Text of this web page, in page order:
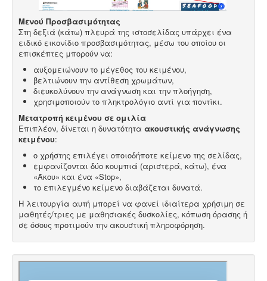
Μενού Προσβασιμότητας
Στη δεξιά (κάτω) πλευρά της ιστοσελίδας υπάρχει ένα
ειδικό εικονίδιο προσβασιμότητας, μέσω του οποίου οι
επισκέπτες μπορούν να:
αυξομειώνουν το μέγεθος του κειμένου,
βελτιώνουν την αντίθεση χρωμάτων,
διευκολύνουν την ανάγνωση και την πλοήγηση,
χρησιμοποιούν το πληκτρολόγιο αντί για ποντίκι.
Μετατροπή κειμένου σε ομιλία
Επιπλέον, δίνεται η δυνατότητα ακουστικής ανάγνωσης
κειμένου:
ο χρήστης επιλέγει οποιοδήποτε κείμενο της σελίδας,
εμφανίζονται δύο κουμπιά (αριστερά, κάτω), ένα
«Άκου» και ένα «Stop»,
το επιλεγμένο κείμενο διαβάζεται δυνατά.
Η λειτουργία αυτή μπορεί να φανεί ιδιαίτερα χρήσιμη σε
μαθητές/τριες με μαθησιακές δυσκολίες, κόπωση όρασης ή
σε όσους προτιμούν την ακουστική πληροφόρηση.